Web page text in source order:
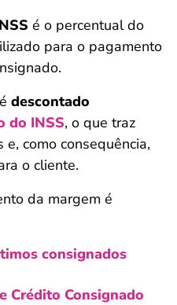
é o percentual do
para o pagamento
descontado
do INSS, o que traz
como consequência,
o cliente.
da margem é
consignados
Crédito Consignado